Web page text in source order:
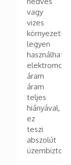
vagy
vizes
környezetben
legyen
használható
elektromos
áram
áram
teljes
hiányával,
ez
teszi
abszolút
üzembiztossá